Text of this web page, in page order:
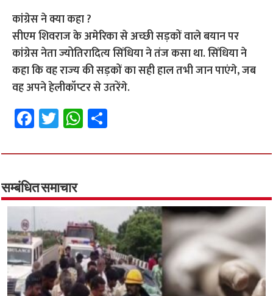
कांग्रेस ने क्या कहा ?
सीएम शिवराज के अमेरिका से अच्छी सड़कों वाले बयान पर
कांग्रेस नेता ज्योतिरादित्य सिंधिया ने तंज कसा था. सिंधिया ने
कहा कि वह राज्‍य की सड़कों का सही हाल तभी जान पाएंगे, जब
वह अपने हेलीकॉप्‍टर से उतरेंगे.
Fa
ce
b
o
o
k
T
wi
tt
er
W
h
at
p
p
ar
सम्बंधित समाचार